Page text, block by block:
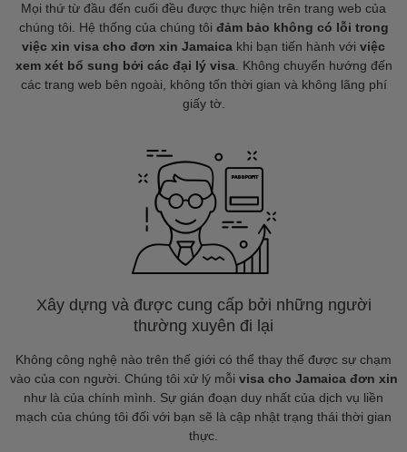
Mọi thứ từ đầu đến cuối đều được thực hiện trên trang web của
chúng tôi. Hệ thống của chúng tôi đảm bảo không có lỗi trong
việc xin visa cho đơn xin Jamaica khi bạn tiến hành với việc
xem xét bổ sung bởi các đại lý visa. Không chuyển hướng đến
các trang web bên ngoài, không tốn thời gian và không lãng phí
giấy tờ.
Xây dựng và được cung cấp bởi những người
thường xuyên đi lại
Không công nghệ nào trên thế giới có thể thay thế được sự chạm
vào của con người. Chúng tôi xử lý mỗi visa cho Jamaica đơn xin
như là của chính mình. Sự gián đoạn duy nhất của dịch vụ liền
mạch của chúng tôi đối với bạn sẽ là cập nhật trạng thái thời gian
thực.